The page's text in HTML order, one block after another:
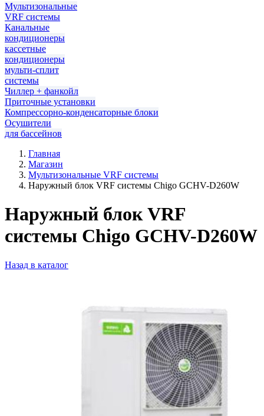
Мультизональные
VRF системы
Канальные
кондиционеры
кассетные
кондиционеры
мульти-сплит
системы
Чиллер + фанкойл
Приточные установки
Компрессорно-конденсаторные блоки
Осушители
для бассейнов
Главная
Магазин
Мультизональные VRF системы
Наружный блок VRF системы Chigo GCHV-D260W
Наружный блок VRF
системы Chigo GCHV-D260W
Назад в каталог